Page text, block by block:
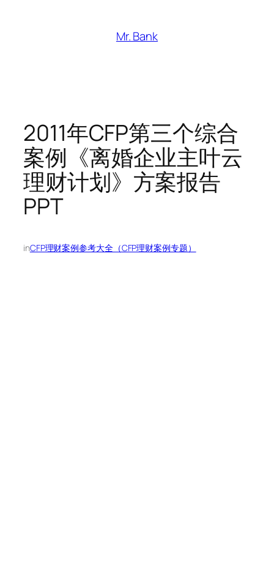
Mr. Bank
2011年CFP第三个综合
案例《离婚企业主叶云
理财计划》方案报告
PPT
inCFP理财案例参考大全（CFP理财案例专题）